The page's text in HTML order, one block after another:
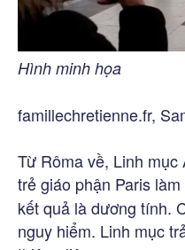
Hình minh họa
famillechretienne.fr,
Từ Rôma về, Linh
trẻ giáo phận Paris
kết quả là dương tính.
nguy hiểm. Linh mục